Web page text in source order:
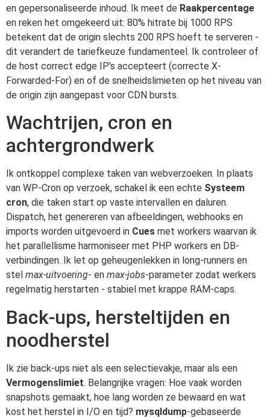
en gepersonaliseerde inhoud. Ik meet de Raakpercentage
en reken het omgekeerd uit: 80% hitrate bij 1000 RPS
betekent dat de origin slechts 200 RPS hoeft te serveren -
dit verandert de tariefkeuze fundamenteel. Ik controleer of
de host correct edge IP's accepteert (correcte X-
Forwarded-For) en of de snelheidslimieten op het niveau van
de origin zijn aangepast voor CDN bursts.
Wachtrijen, cron en
achtergrondwerk
Ik ontkoppel complexe taken van webverzoeken. In plaats
van WP-Cron op verzoek, schakel ik een echte Systeem
cron, die taken start op vaste intervallen en daluren.
Dispatch, het genereren van afbeeldingen, webhooks en
imports worden uitgevoerd in Cues met workers waarvan ik
het parallellisme harmoniseer met PHP workers en DB-
verbindingen. Ik let op geheugenlekken in long-runners en
stel max-uitvoering- en max-jobs-parameter zodat werkers
regelmatig herstarten - stabiel met krappe RAM-caps.
Back-ups, hersteltijden en
noodherstel
Ik zie back-ups niet als een selectievakje, maar als een
Vermogenslimiet. Belangrijke vragen: Hoe vaak worden
snapshots gemaakt, hoe lang worden ze bewaard en wat
kost het herstel in I/O en tijd? mysqldump-gebaseerde